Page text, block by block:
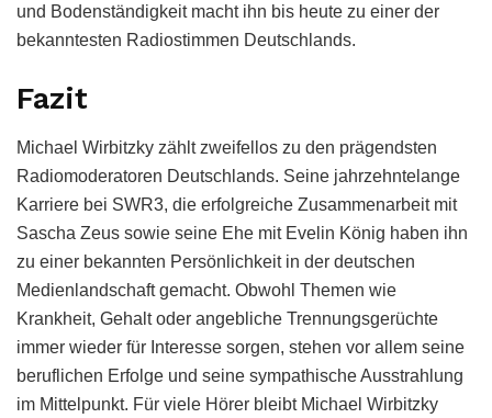
und Bodenständigkeit macht ihn bis heute zu einer der
bekanntesten Radiostimmen Deutschlands.
Fazit
Michael Wirbitzky zählt zweifellos zu den prägendsten
Radiomoderatoren Deutschlands. Seine jahrzehntelange
Karriere bei SWR3, die erfolgreiche Zusammenarbeit mit
Sascha Zeus sowie seine Ehe mit Evelin König haben ihn
zu einer bekannten Persönlichkeit in der deutschen
Medienlandschaft gemacht. Obwohl Themen wie
Krankheit, Gehalt oder angebliche Trennungsgerüchte
immer wieder für Interesse sorgen, stehen vor allem seine
beruflichen Erfolge und seine sympathische Ausstrahlung
im Mittelpunkt. Für viele Hörer bleibt Michael Wirbitzky